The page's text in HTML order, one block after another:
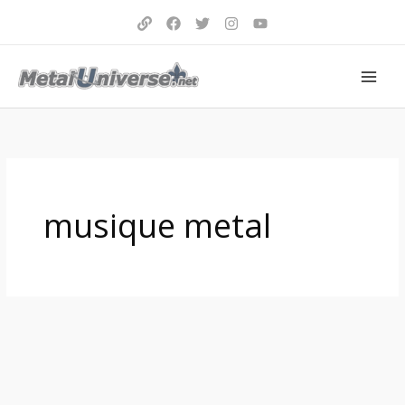
musique metal